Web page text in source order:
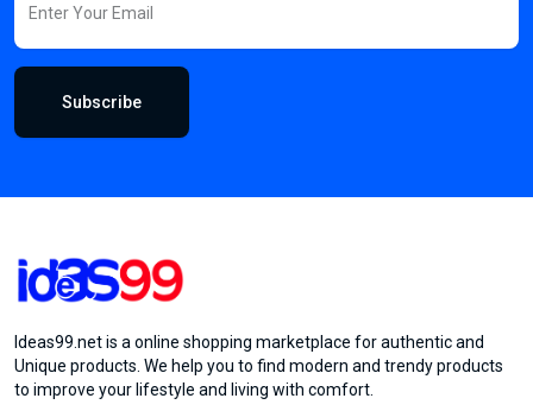
Subscribe
Ideas99.net is a online shopping marketplace for authentic and
Unique products. We help you to find modern and trendy products
to improve your lifestyle and living with comfort.